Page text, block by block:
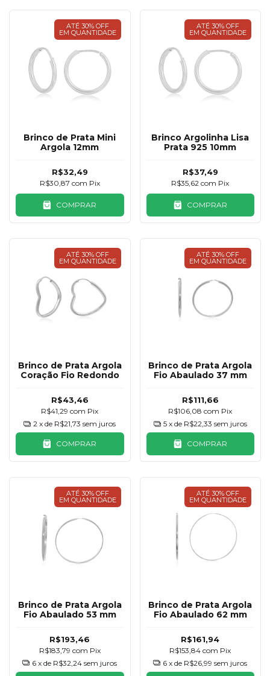
ATÉ 30% OFF
EM QUANTIDADE
Brinco de Prata Mini
Argola 12mm
R$32,49
R$30,87 com Pix
COMPRAR
ATÉ 30% OFF
EM QUANTIDADE
Brinco Argolinha Lisa
Prata 925 10mm
R$37,49
R$35,62com Pix
COMPRAR
ATÉ 30% OFF
EM QUANTIDADE
Brinco de Prata Argola
Coração Fio Redondo
R$43,46
R$41,29com Pix
2 x de R$21,73 sem juros
COMPRAR
ATÉ 30% OFF
EM QUANTIDADE
Brinco de Prata Argola
Fio Abaulado 37 mm
R$111,66
R$106,08com Pix
5 x de R$22,33 sem juros
COMPRAR
ATÉ 30% OFF
EM QUANTIDADE
Brinco de Prata Argola
Fio Abaulado 53 mm
R$193,46
R$183,79 com Pix
6 x de R$32,24 sem juros
ATÉ 30% OFF
EM QUANTIDADE
Brinco de Prata Argola
Fio Abaulado 62 mm
R$161,94
R$153,84com Pix
6 x de R$26,99 sem juros